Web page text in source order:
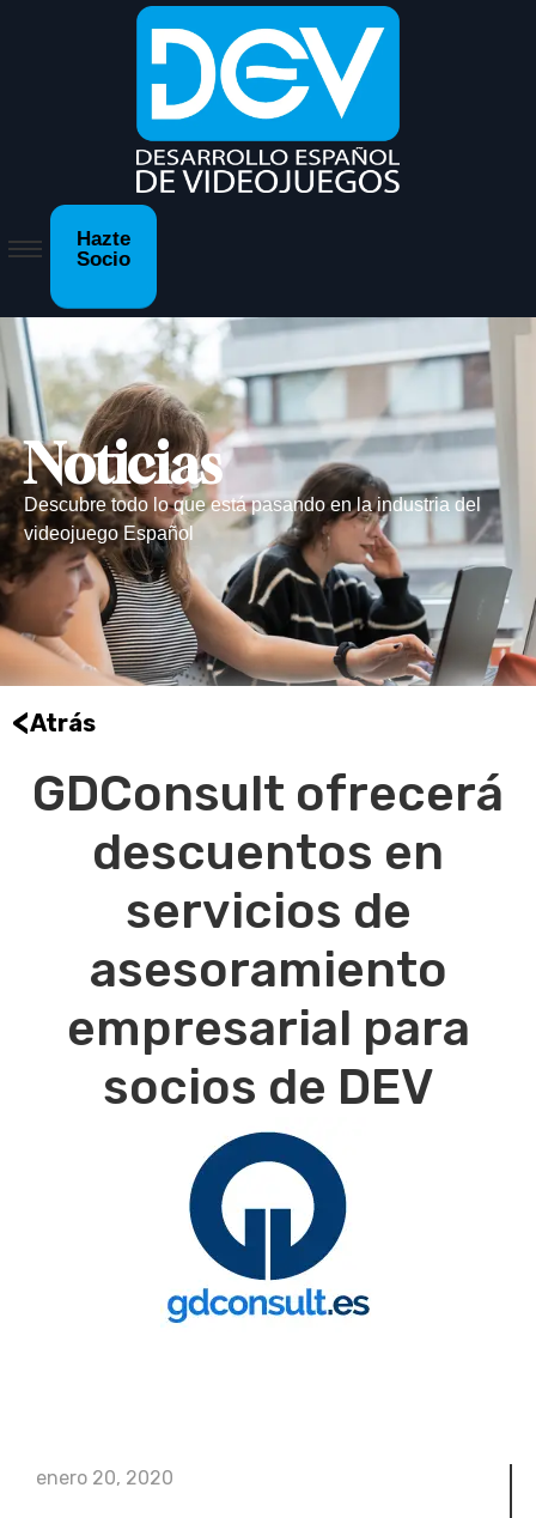
Hazte
Socio
Noticias
Descubre todo lo que está pasando en la industria del
videojuego Español
<Atrás
GDConsult ofrecerá
descuentos en
servicios de
asesoramiento
empresarial para
socios de DEV
enero 20, 2020